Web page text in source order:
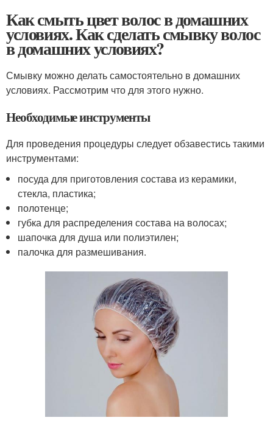
Как смыть цвет волос в домашних
условиях. Как сделать смывку волос
в домашних условиях?
Смывку можно делать самостоятельно в домашних
условиях. Рассмотрим что для этого нужно.
Необходимые инструменты
Для проведения процедуры следует обзавестись такими
инструментами:
посуда для приготовления состава из керамики,
стекла, пластика;
полотенце;
губка для распределения состава на волосах;
шапочка для душа или полиэтилен;
палочка для размешивания.